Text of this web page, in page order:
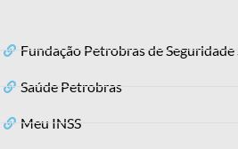
Fundação Petrobras de
Saúde Petrobras
Meu INSS